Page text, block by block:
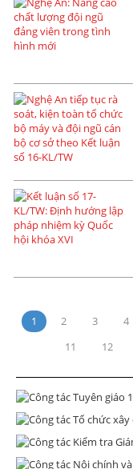
1 2 3 4
11
12